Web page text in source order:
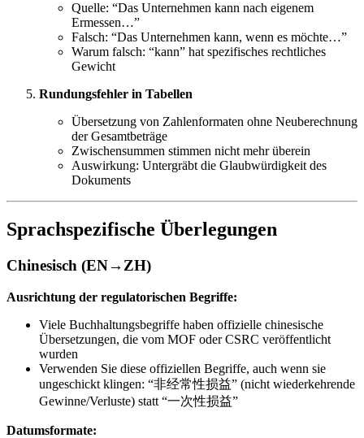
Quelle: “Das Unternehmen kann nach eigenem
Ermessen…”
Falsch: “Das Unternehmen kann, wenn es möchte…”
Warum falsch: “kann” hat spezifisches rechtliches
Gewicht
Rundungsfehler in Tabellen
Übersetzung von Zahlenformaten ohne Neuberechnung
der Gesamtbeträge
Zwischensummen stimmen nicht mehr überein
Auswirkung: Untergräbt die Glaubwürdigkeit des
Dokuments
Sprachspezifische Überlegungen
Chinesisch (EN→ZH)
Ausrichtung der regulatorischen Begriffe:
Viele Buchhaltungsbegriffe haben offizielle chinesische
Übersetzungen, die vom MOF oder CSRC veröffentlicht
wurden
Verwenden Sie diese offiziellen Begriffe, auch wenn sie
ungeschickt klingen: “非经常性损益” (nicht wiederkehrende
Gewinne/Verluste) statt “一次性损益”
Datumsformate: